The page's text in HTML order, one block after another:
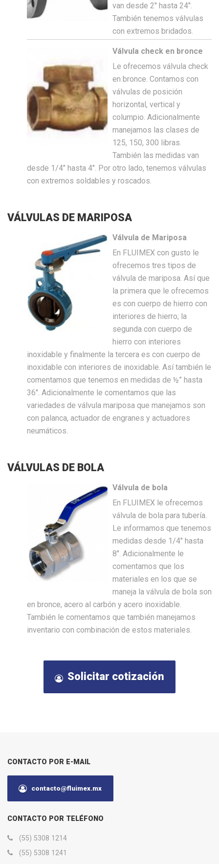
van desde 2″ hasta 24″.
También tenemos válvulas
con extremos bridados.
Válvula check en bronce
Le ofrecemos válvula check
en bronce. Contamos con
válvulas de posición
horizontal, vertical y
columpio. Adicionalmente
manejamos las clases de
125, 150, 300 libras.
También las medidas van
desde 1/4″ hasta 4″. Por otro lado, tenemos válvulas
con extremos soldables y roscados.
VÁLVULAS DE MARIPOSA
Válvula de Mariposa
En FLUIMEX con gusto le
ofrecemos tres tipos de
válvula de mariposa. Así que
la primera que le ofrecemos
es con cuerpo de hierro con
interiores de hierro; la
segunda con cuerpo de
hierro con interiores
inoxidable y finalmente la tercera es con cuerpo de
inoxidable con interiores de inoxidable. Así también le
comentamos que tenemos en medidas de ½” hasta
36″. Adicionalmente le comentamos que las
variedades de válvula mariposa que manejamos son
con palanca, actuador de engranes y actuadores
neumáticos.
VÁLVULAS DE BOLA
Válvula de bola
En FLUIMEX le ofrecemos
válvula de bola para tubería.
Le informamos que tenemos
medidas desde 1/4″ hasta
8″. Adicionalmente le
comentamos que los
materiales en los que se
maneja la válvula de bola son
en bronce, acero al carbón y acero inoxidable.
También le comentamos que también manejamos
inventario con combinación de estos materiales.
Solicitar cotización
CONTACTO POR E-MAIL
contacto@fluimex.mx
CONTACTO POR TELÉFONO
(55) 5308 1214
(55) 5308 1241